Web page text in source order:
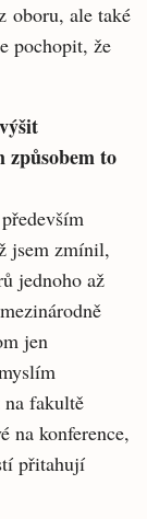
oboru, ale také
pochopit, že
to
jsem zmínil,
jednoho až
jen
fakultě
na konference,
přitahují